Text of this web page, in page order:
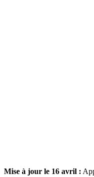
Mise à jour le 16 avril :